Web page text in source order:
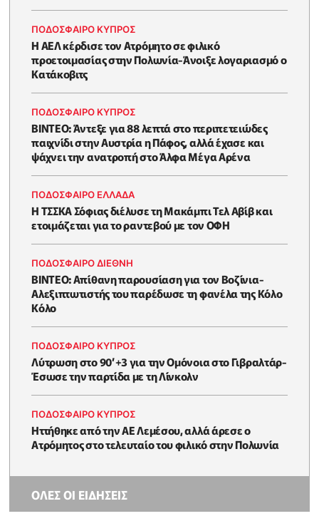
ΠΟΔΟΣΦΑΙΡΟ ΚΥΠΡΟΣ
Η ΑΕΛ κέρδισε τον Ατρόμητο σε φιλικό
προετοιμασίας στην Πολωνία-Άνοιξε λογαριασμό ο
Κατάκοβιτς
ΠΟΔΟΣΦΑΙΡΟ ΚΥΠΡΟΣ
ΒΙΝΤΕΟ: Άντεξε για 88 λεπτά στο περιπετειώδες
παιχνίδι στην Αυστρία η Πάφος, αλλά έχασε και
ψάχνει την ανατροπή στο Άλφα Μέγα Αρένα
ΠΟΔΟΣΦΑΙΡΟ ΕΛΛΑΔΑ
Η ΤΣΣΚΑ Σόφιας διέλυσε τη Μακάμπι Τελ Αβίβ και
ετοιμάζεται για το ραντεβού με τον ΟΦΗ
ΠΟΔΟΣΦΑΙΡΟ ΔΙΕΘΝΗ
ΒΙΝΤΕΟ: Απίθανη παρουσίαση για τον Βοζίνια-
Αλεξιπτωτιστής του παρέδωσε τη φανέλα της Κόλο
Κόλο
ΠΟΔΟΣΦΑΙΡΟ ΚΥΠΡΟΣ
Λύτρωση στο 90’+3 για την Ομόνοια στο Γιβραλτάρ-
Έσωσε την παρτίδα με τη Λίνκολν
ΠΟΔΟΣΦΑΙΡΟ ΚΥΠΡΟΣ
Ηττήθηκε από την ΑΕ Λεμέσου, αλλά άρεσε ο
Ατρόμητος στο τελευταίο του φιλικό στην Πολωνία
ΟΛΕΣ ΟΙ ΕΙΔΗΣΕΙΣ